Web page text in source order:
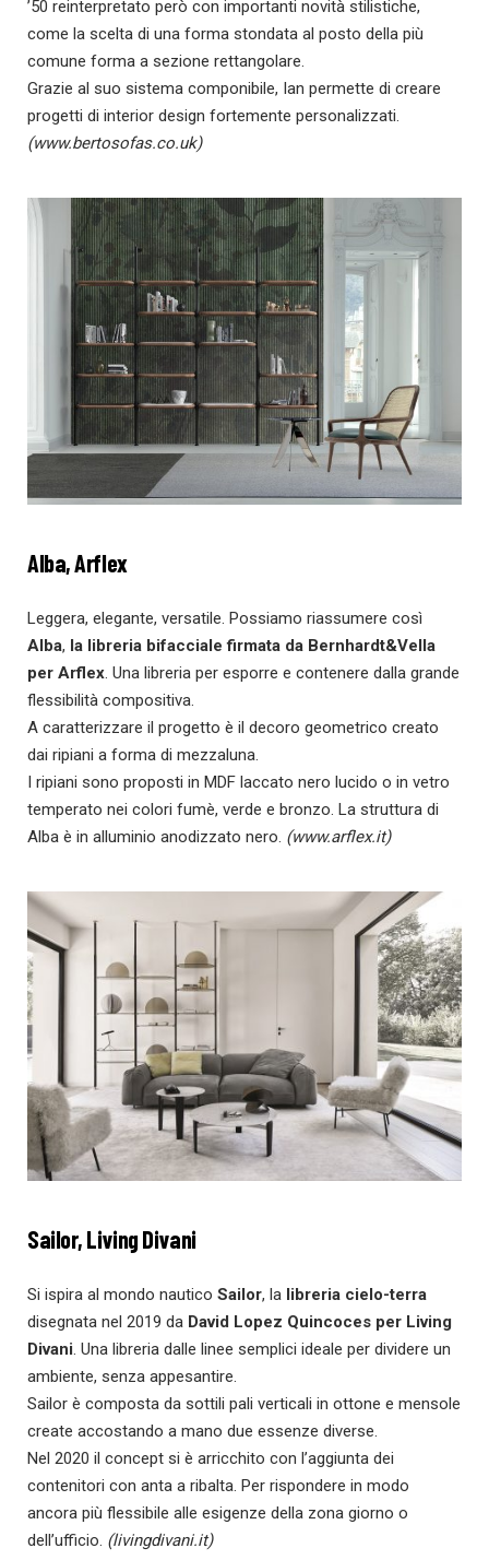
’50 reinterpretato però con importanti novità stilistiche,
come la scelta di una forma stondata al posto della più
comune forma a sezione rettangolare.
Grazie al suo sistema componibile, Ian permette di creare
progetti di interior design fortemente personalizzati.
(www.bertosofas.co.uk)
Alba, Arflex
Leggera, elegante, versatile. Possiamo riassumere così
Alba, la libreria bifacciale firmata da Bernhardt&Vella
per Arflex. Una libreria per esporre e contenere dalla grande
flessibilità compositiva.
A caratterizzare il progetto è il decoro geometrico creato
dai ripiani a forma di mezzaluna.
I ripiani sono proposti in MDF laccato nero lucido o in vetro
temperato nei colori fumè, verde e bronzo. La struttura di
Alba è in alluminio anodizzato nero. (www.arflex.it)
Sailor, Living Divani
Si ispira al mondo nautico Sailor, la libreria cielo-terra
disegnata nel 2019 da David Lopez Quincoces per Living
Divani. Una libreria dalle linee semplici ideale per dividere un
ambiente, senza appesantire.
Sailor è composta da sottili pali verticali in ottone e mensole
create accostando a mano due essenze diverse.
Nel 2020 il concept si è arricchito con l’aggiunta dei
contenitori con anta a ribalta. Per rispondere in modo
ancora più flessibile alle esigenze della zona giorno o
dell’ufficio. (livingdivani.it)